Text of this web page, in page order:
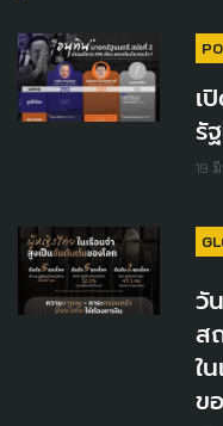
เ
รั
19
วั
ส
ใ
ข